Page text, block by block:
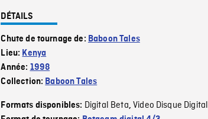
DÉTAILS
Chute de tournage de: Baboon Tales
Lieu: Kenya
Année: 1998
Collection: Baboon Tales
Formats disponibles: Digital Beta,Video Disque Digital